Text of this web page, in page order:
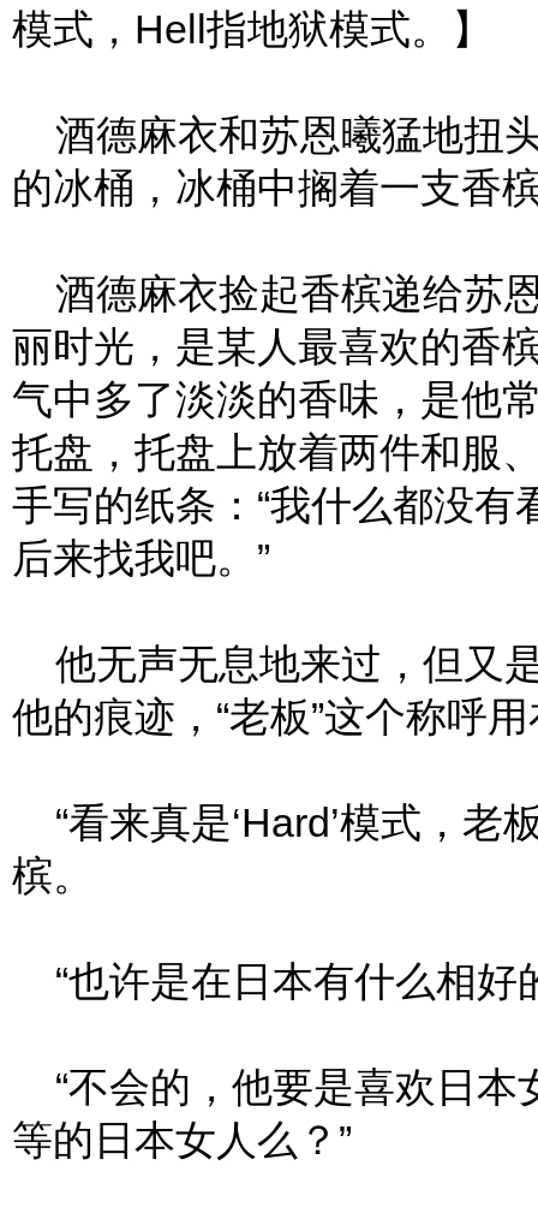
模式，Hell指地狱模式。】
酒德麻衣和苏恩曦猛地扭
的冰桶，冰桶中搁着一支香
酒德麻衣捡起香槟递给苏
丽时光，是某人最喜欢的香
气中多了淡淡的香味，是他
托盘，托盘上放着两件和服
手写的纸条：“我什么都没
后来找我吧。”
他无声无息地来过，但又
他的痕迹，“老板”这个称呼
“看来真是‘Hard’模式，老
槟。
“也许是在日本有什么相好
“不会的，他要是喜欢日本
等的日本女人么？”